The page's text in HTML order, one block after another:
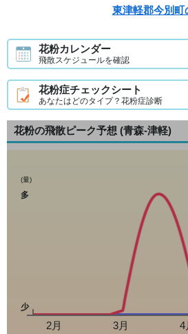
東津軽郡今別町
花粉カレンダー
飛散スケジュールを確認
花粉症チェックシート
あなたはどのタイプ？花粉症診断
花粉の飛散ピーク予想 (青森-津軽)
(量)
多
少
2月 3月 4